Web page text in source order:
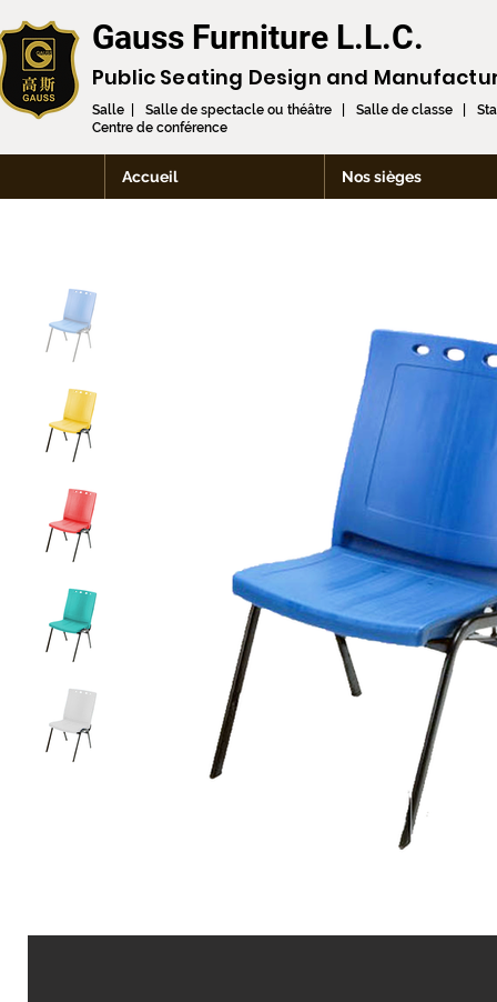
Gauss Furniture L.L.C.
Public Seating Design and
Salle | Salle de spectacle ou théâtre | Salle de classe |
Centre de conférence
Accueil Nos sièges